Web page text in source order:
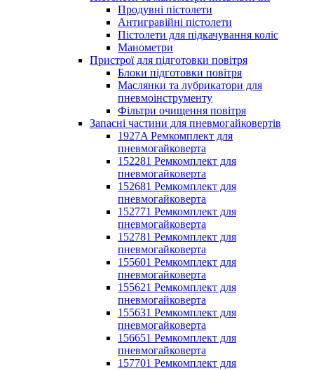
Продувні пістолети
Антигравійні пістолети
Пістолети для підкачування коліс
Манометри
Пристрої для підготовки повітря
Блоки підготовки повітря
Маслянки та лубрикатори для
пневмоінструменту
Фільтри очищення повітря
Запасні частини для пневмогайковертів
1927A Ремкомплект для
пневмогайковерта
152281 Ремкомплект для
пневмогайковерта
152681 Ремкомплект для
пневмогайковерта
152771 Ремкомплект для
пневмогайковерта
152781 Ремкомплект для
пневмогайковерта
155601 Ремкомплект для
пневмогайковерта
155621 Ремкомплект для
пневмогайковерта
155631 Ремкомплект для
пневмогайковерта
156651 Ремкомплект для
пневмогайковерта
157701 Ремкомплект для